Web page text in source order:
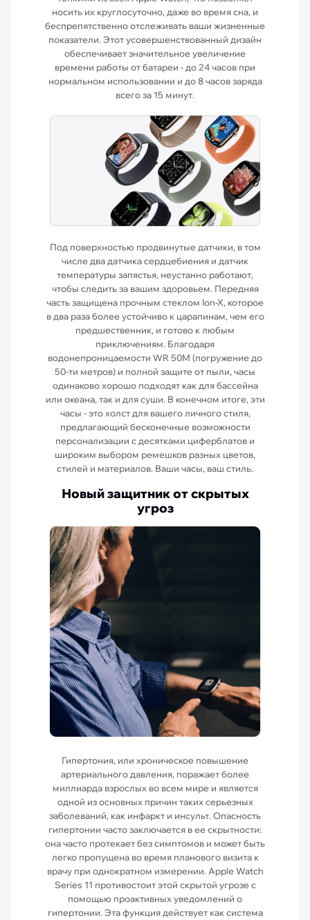
носить их круглосуточно, даже во время сна, и
беспрепятственно отслеживать ваши жизненные
показатели. Этот усовершенствованный дизайн
обеспечивает значительное увеличение
времени работы от батареи - до 24 часов при
нормальном использовании и до 8 часов заряда
всего за 15 минут.
Под поверхностью продвинутые датчики, в том
числе два датчика сердцебиения и датчик
температуры запястья, неустанно работают,
чтобы следить за вашим здоровьем. Передняя
часть защищена прочным стеклом Ion-X, которое
в два раза более устойчиво к царапинам, чем его
предшественник, и готово к любым
приключениям. Благодаря
водонепроницаемости WR 50M (погружение до
50-ти метров) и полной защите от пыли, часы
одинаково хорошо подходят как для бассейна
или океана, так и для суши. В конечном итоге, эти
часы - это холст для вашего личного стиля,
предлагающий бесконечные возможности
персонализации с десятками циферблатов и
широким выбором ремешков разных цветов,
стилей и материалов. Ваши часы, ваш стиль.
Новый защитник от скрытых
угроз
Гипертония, или хроническое повышение
артериального давления, поражает более
миллиарда взрослых во всем мире и является
одной из основных причин таких серьезных
заболеваний, как инфаркт и инсульт. Опасность
гипертонии часто заключается в ее скрытности:
она часто протекает без симптомов и может быть
легко пропущена во время планового визита к
врачу при однократном измерении. Apple Watch
Series 11 противостоит этой скрытой угрозе с
помощью проактивных уведомлений о
гипертонии. Эта функция действует как система